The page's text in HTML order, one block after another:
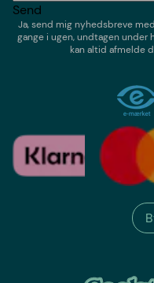
Send
Ja, send mig nyhedsbreve med
gange i ugen,undtagen under
kan altid afmelde